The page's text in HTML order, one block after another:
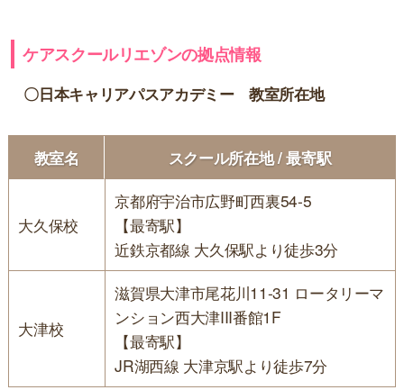
ケアスクールリエゾンの拠点情報
〇日本キャリアパスアカデミー 教室所在地
教室名 スクール所在地 / 最寄駅
大久保校
京都府宇治市広野町西裏54-5
【最寄駅】
近鉄京都線 大久保駅より徒歩3分
大津校
滋賀県大津市尾花川11-31 ロータリーマ
ンション西大津III番館1F
【最寄駅】
JR湖西線 大津京駅より徒歩7分